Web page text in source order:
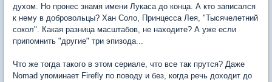
духом. Но пронес знамя имени Лукаса до конца. А кто записался
к нему в добровольцы? Хан Соло, Принцесса Лея, "Тысячелетний
сокол". Какая разница масштабов, не находите? А уже если
припомнить "другие" три эпизода...
Что же тогда такого в этом сериале, что все так прутся? Даже
Nomad упоминает Firefly по поводу и без, когда речь доходит до